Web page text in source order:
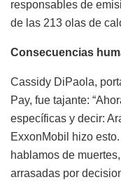
responsables de
de las 213 olas de
Consecuencias
Cassidy DiPaola,
Pay, fue tajante:
específicas y decir:
ExxonMobil hizo
hablamos de
arrasadas por